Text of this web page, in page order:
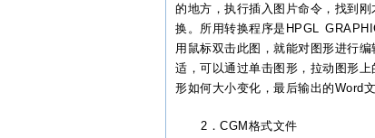
的地方，执行插入图片命令，找到
换。所用转换程序是HPGL
用鼠标双击此图，就能对图形进行
适，可以通过单击图形，拉动图形
形如何大小变化，最后输出的
2．CGM格式文件